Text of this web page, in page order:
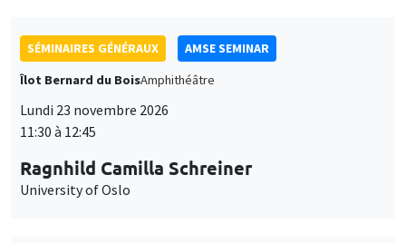
SÉMINAIRES GÉNÉRAUX
AMSE SEMINAR
Îlot Bernard du BoisAmphithéâtre
Lundi 23 novembre 2026
11:30 à 12:45
Ragnhild Camilla Schreiner
University of Oslo